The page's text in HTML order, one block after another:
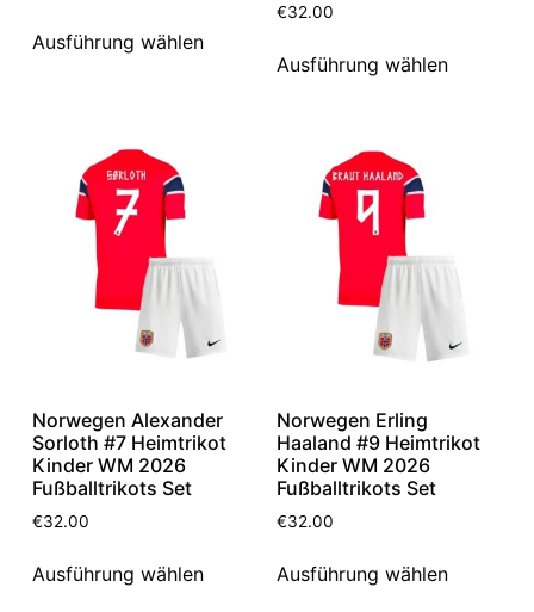
Ausführung wählen
€32.00
Ausführung wählen
Norwegen Alexander
Sorloth #7 Heimtrikot
Kinder WM 2026
Fußballtrikots Set
€32.00
Ausführung wählen
Norwegen Erling
Haaland #9 Heimtrikot
Kinder WM 2026
Fußballtrikots Set
€32.00
Ausführung wählen